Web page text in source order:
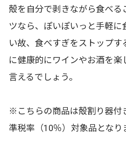
殻を自分で剥きながら食べる
ツなら、ぽいぽいっと手軽
い故、食べすぎをストップす
に健康的にワインやお酒を楽
言えるでしょう。
※こちらの商品は殻割り器付
準税率（10％）対象品となり